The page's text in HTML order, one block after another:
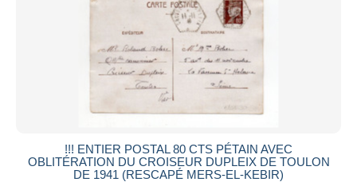
!!! ENTIER POSTAL 80 CTS PÉTAIN AVEC
OBLITÉRATION DU CROISEUR DUPLEIX DE TOULON
DE 1941 (RESCAPÉ MERS-EL-KEBIR)